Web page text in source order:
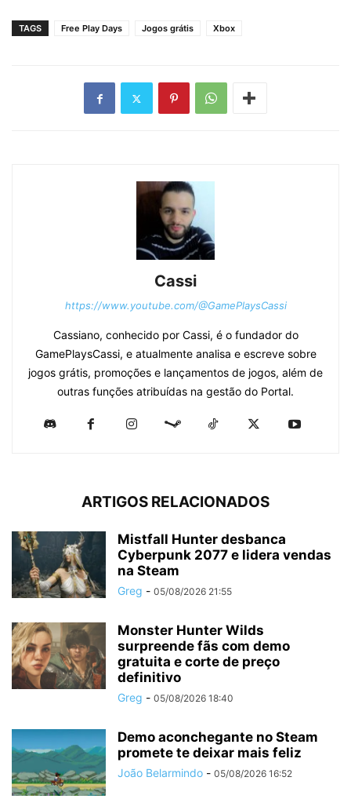
TAGS Free Play Days Jogos grátis Xbox
Cassi
https://www.youtube.com/@GamePlaysCassi
Cassiano, conhecido por Cassi, é o fundador do
GamePlaysCassi, e atualmente analisa e escreve sobre
jogos grátis, promoções e lançamentos de jogos, além de
outras funções atribuídas na gestão do Portal.
ARTIGOS RELACIONADOS
Mistfall Hunter desbanca
Cyberpunk 2077 e lidera vendas
na Steam
Greg - 05/08/2026 21:55
Monster Hunter Wilds
surpreende fãs com demo
gratuita e corte de preço
definitivo
Greg - 05/08/2026 18:40
Demo aconchegante no Steam
promete te deixar mais feliz
João Belarmindo - 05/08/2026 16:52